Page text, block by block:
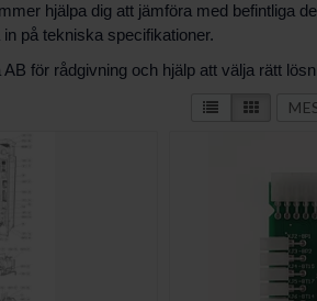
hjälpa dig att jämföra med befintliga
på tekniska specifikationer.
för rådgivning och hjälp att välja rätt